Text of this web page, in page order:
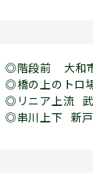
◎階段前 大和
◎橋の上のトロ
◎リニア上流
◎串川上下 新